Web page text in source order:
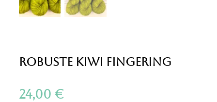
Robuste Kiwi Fingering
24,00 €